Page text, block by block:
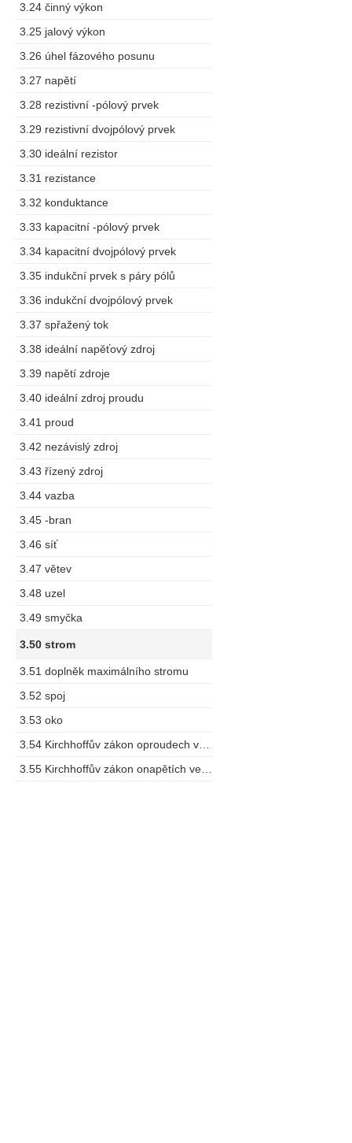
3.24 činný výkon
3.25 jalový výkon
3.26 úhel fázového posunu
3.27 napětí
3.28 rezistivní -pólový prvek
3.29 rezistivní dvojpólový prvek
3.30 ideální rezistor
3.31 rezistance
3.32 konduktance
3.33 kapacitní -pólový prvek
3.34 kapacitní dvojpólový prvek
3.35 indukční prvek s páry pólů
3.36 indukční dvojpólový prvek
3.37 spřažený tok
3.38 ideální napěťový zdroj
3.39 napětí zdroje
3.40 ideální zdroj proudu
3.41 proud
3.42 nezávislý zdroj
3.43 řízený zdroj
3.44 vazba
3.45 -bran
3.46 síť
3.47 větev
3.48 uzel
3.49 smyčka
3.50 strom
3.51 doplněk maximálního stromu
3.52 spoj
3.53 oko